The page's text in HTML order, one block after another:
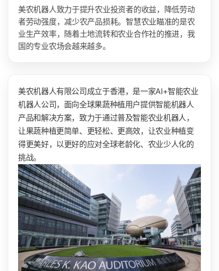
美农机器人致力于提升农业投资者的收益，降低劳动
者劳动强度，减少农产品损耗。智慧农业瞄准的是农
业生产效率，随着土地流转和农业合作社的推进，我
国的专业农场会越来越多。
美农机器人有限公司成立于香港，是一家AI+智能农业
机器人公司，面向全球果蔬种植用户提供智能机器人
产品和解决方案，致力于通过普及智能农业机器人，
让果蔬种植更简单、更轻松、更高效，让农业种植变
得更美好，以更好的应对全球老龄化、农业少人化的
挑战。